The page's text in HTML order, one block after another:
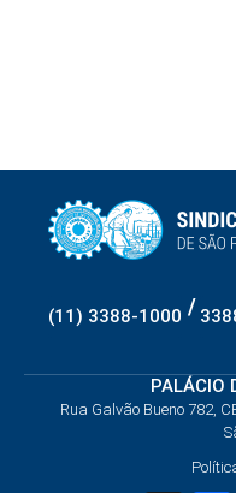
(11) 3388-1000 /
PALÁCIO
Rua Galvão Bueno 782,